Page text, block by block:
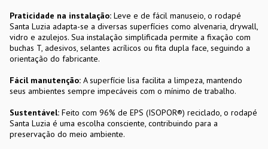
Praticidade na instalação: Leve e de fácil manuseio, o rodapé
Santa Luzia adapta-se a diversas superfícies como alvenaria, drywall,
vidro e azulejos. Sua instalação simplificada permite a fixação com
buchas T, adesivos, selantes acrílicos ou fita dupla face, seguindo a
orientação do fabricante.
Fácil manutenção: A superfície lisa facilita a limpeza, mantendo
seus ambientes sempre impecáveis com o mínimo de trabalho.
Sustentável: Feito com 96% de EPS (ISOPOR®) reciclado, o rodapé
Santa Luzia é uma escolha consciente, contribuindo para a
preservação do meio ambiente.